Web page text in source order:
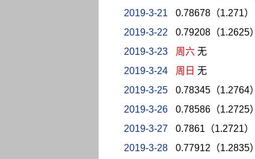
2019-3-21
0.78678（1.271）
2019-3-22
0.79208（1.2625）
2019-3-23
周六无
2019-3-24
周日 无
2019-3-25
0.78345（1.2764）
2019-3-26
0.78586（1.2725）
2019-3-27
0.7861（1.2721）
2019-3-28
0.77912（1.2835）